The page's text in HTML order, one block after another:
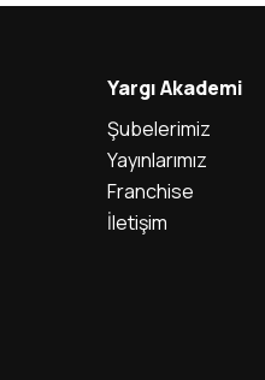
Yargı Akademi
Şubelerimiz
Yayınlarımız
Franchise
İletişim